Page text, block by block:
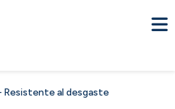
Resistente al desgaste